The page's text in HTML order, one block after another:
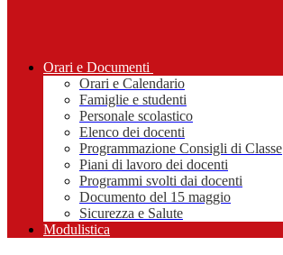
Orari e Documenti
Orari e Calendario
Famiglie e studenti
Personale scolastico
Elenco dei docenti
Programmazione Consigli di Classe
Piani di lavoro dei docenti
Programmi svolti dai docenti
Documento del 15 maggio
Sicurezza e Salute
Modulistica